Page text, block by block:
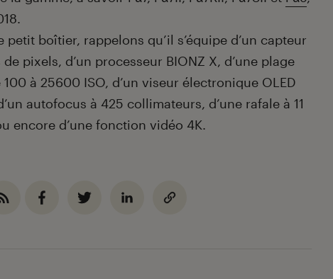
boîtier, rappelons qu’il s’équipe d’un capteur
pixels, d’un processeur BIONZ X, d’une plage
à 25600 ISO, d’un viseur électronique OLED
autofocus à 425 collimateurs, d’une rafale à 11
encore d’une fonction vidéo 4K.